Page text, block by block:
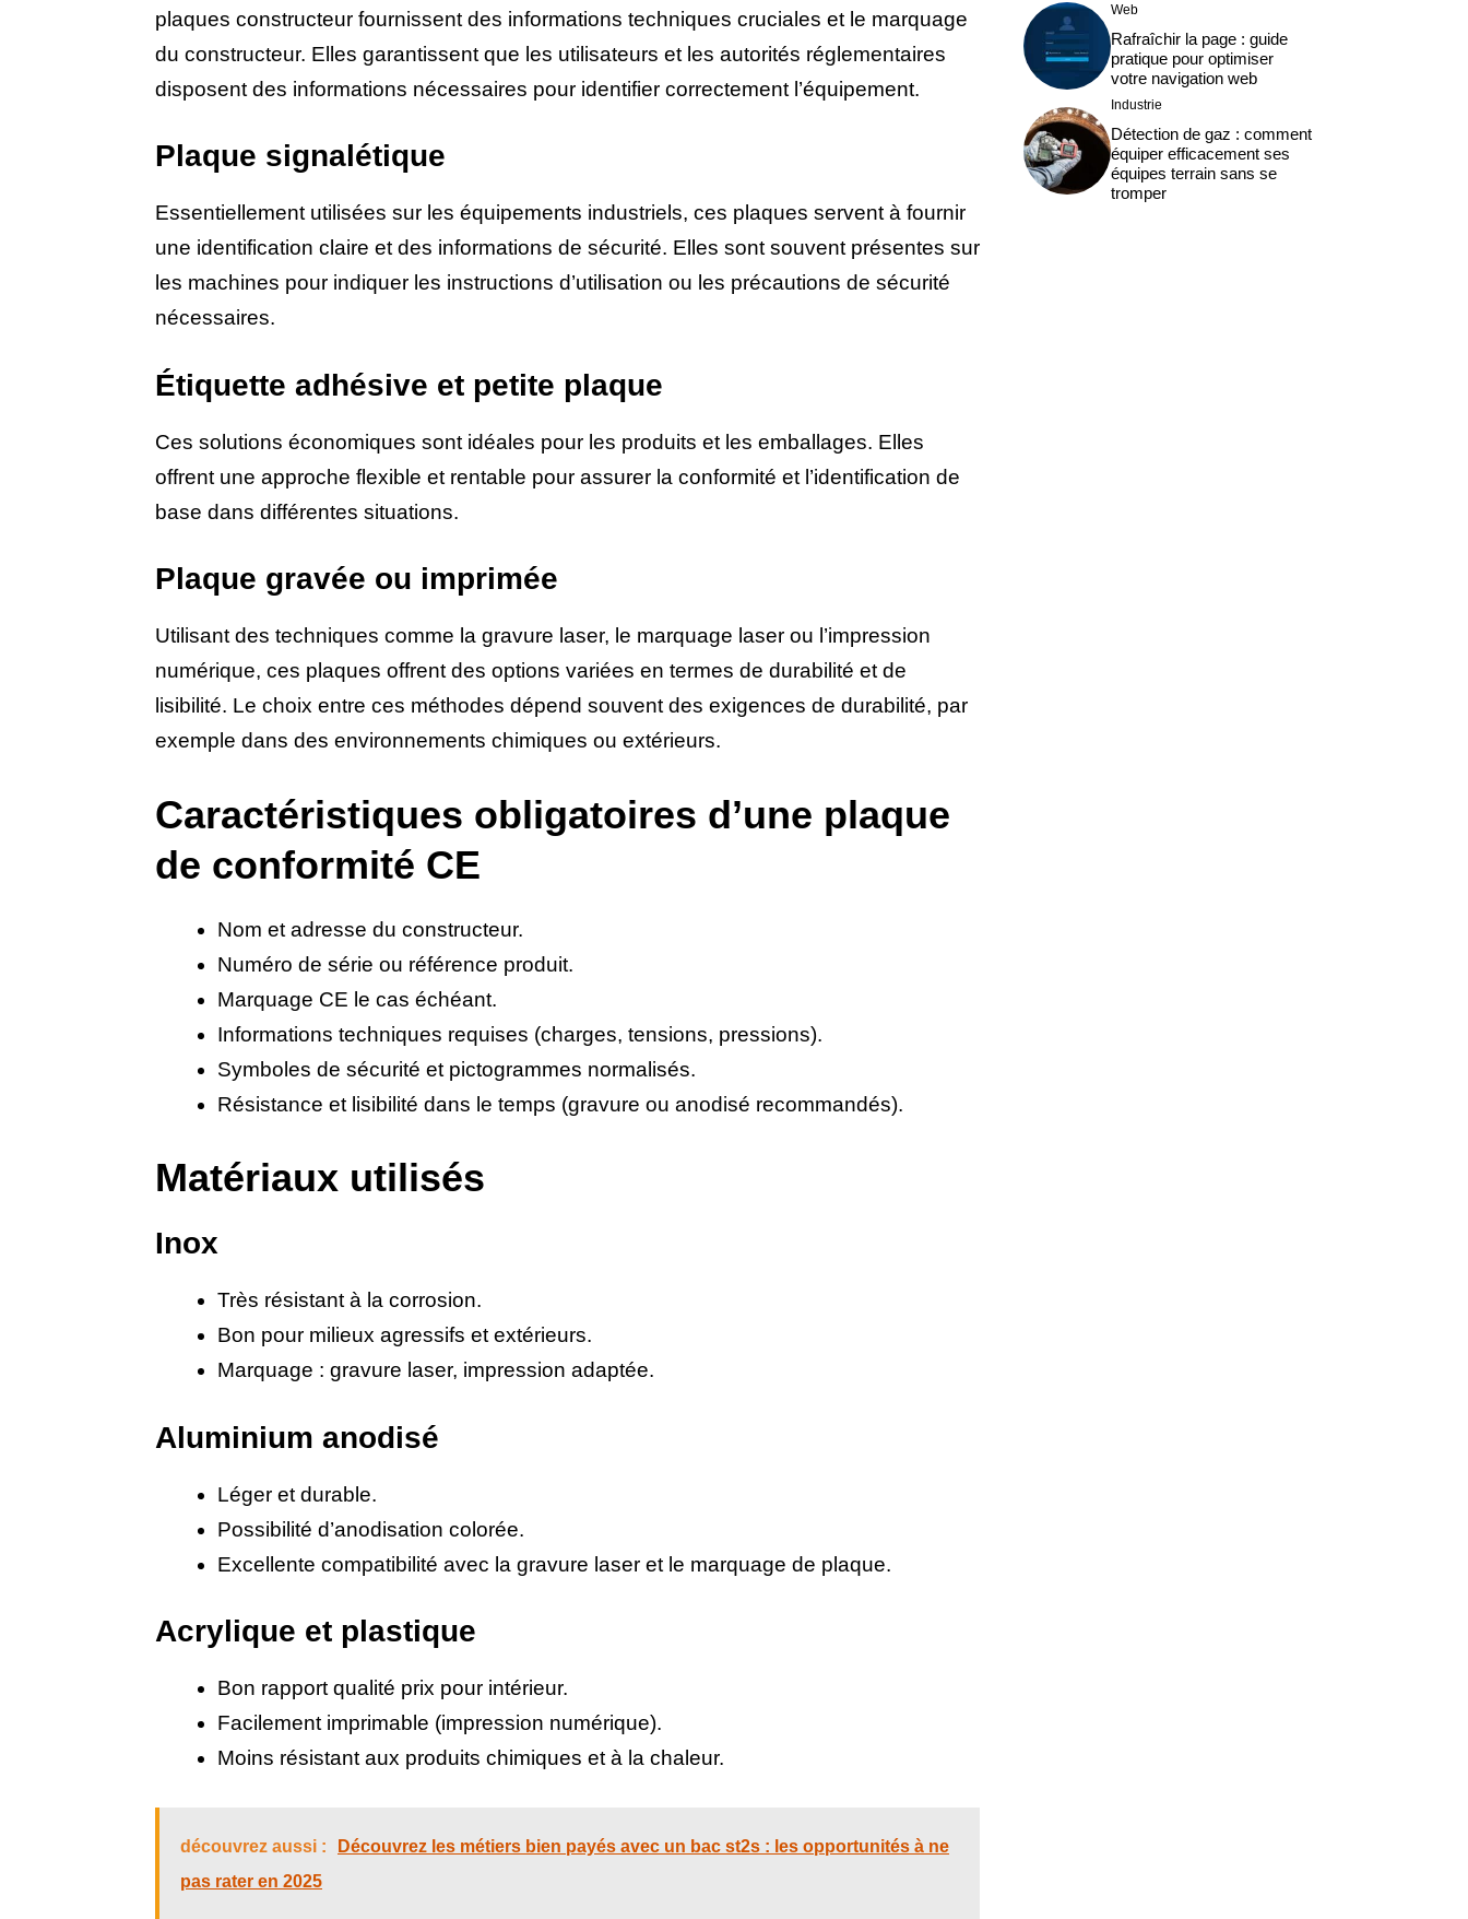
plaques constructeur fournissent des informations techniques cruciales et le marquage
du constructeur. Elles garantissent que les utilisateurs et les autorités réglementaires
disposent des informations nécessaires pour identifier correctement l’équipement.
Plaque signalétique
Essentiellement utilisées sur les équipements industriels, ces plaques servent à fournir
une identification claire et des informations de sécurité. Elles sont souvent présentes sur
les machines pour indiquer les instructions d’utilisation ou les précautions de sécurité
nécessaires.
Étiquette adhésive et petite plaque
Ces solutions économiques sont idéales pour les produits et les emballages. Elles
offrent une approche flexible et rentable pour assurer la conformité et l’identification de
base dans différentes situations.
Plaque gravée ou imprimée
Utilisant des techniques comme la gravure laser, le marquage laser ou l’impression
numérique, ces plaques offrent des options variées en termes de durabilité et de
lisibilité. Le choix entre ces méthodes dépend souvent des exigences de durabilité, par
exemple dans des environnements chimiques ou extérieurs.
Caractéristiques obligatoires d’une plaque
de conformité CE
Nom et adresse du constructeur.
Numéro de série ou référence produit.
Marquage CE le cas échéant.
Informations techniques requises (charges, tensions, pressions).
Symboles de sécurité et pictogrammes normalisés.
Résistance et lisibilité dans le temps (gravure ou anodisé recommandés).
Matériaux utilisés
Inox
Très résistant à la corrosion.
Bon pour milieux agressifs et extérieurs.
Marquage : gravure laser, impression adaptée.
Aluminium anodisé
Léger et durable.
Possibilité d’anodisation colorée.
Excellente compatibilité avec la gravure laser et le marquage de plaque.
Acrylique et plastique
Bon rapport qualité prix pour intérieur.
Facilement imprimable (impression numérique).
Moins résistant aux produits chimiques et à la chaleur.
découvrez aussi :
Découvrez les métiers bien payés avec un bac st2s : les opportunités à ne
pas rater en 2025
Web
Rafraîchir la page : guide
pratique pour optimiser
votre navigation web
Industrie
Détection de gaz : comment
équiper efficacement ses
équipes terrain sans se
tromper